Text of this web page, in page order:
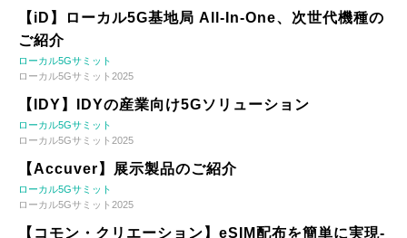
【iD】ローカル5G基地局 All-In-One、次世代機種の
ご紹介
ローカル5Gサミット
ローカル5Gサミット2025
【IDY】IDYの産業向け5Gソリューション
ローカル5Gサミット
ローカル5Gサミット2025
【Accuver】展示製品のご紹介
ローカル5Gサミット
ローカル5Gサミット2025
【コモン・クリエーション】eSIM配布を簡単に実現-